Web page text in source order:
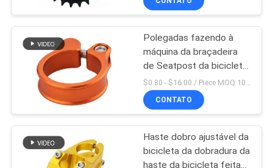
Polegadas fazendo à
máquina da braçadeira
de Seatpost da bicicleta
5 x 4 das peças do CNC
da precisão
$0.80 - $16.00 / Piece MOQ:10 partes
CONTATO
Haste dobro ajustável da
bicicleta da dobradura da
haste da bicicleta feita